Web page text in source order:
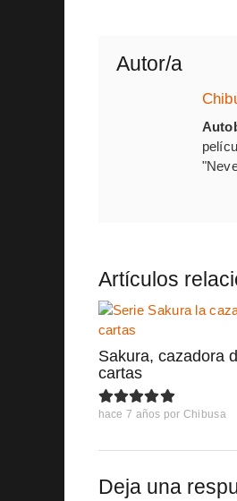
Autor/a
Artículos
Sakura, cazadora
cartas
hace 7 años por Chibusa
Deja una